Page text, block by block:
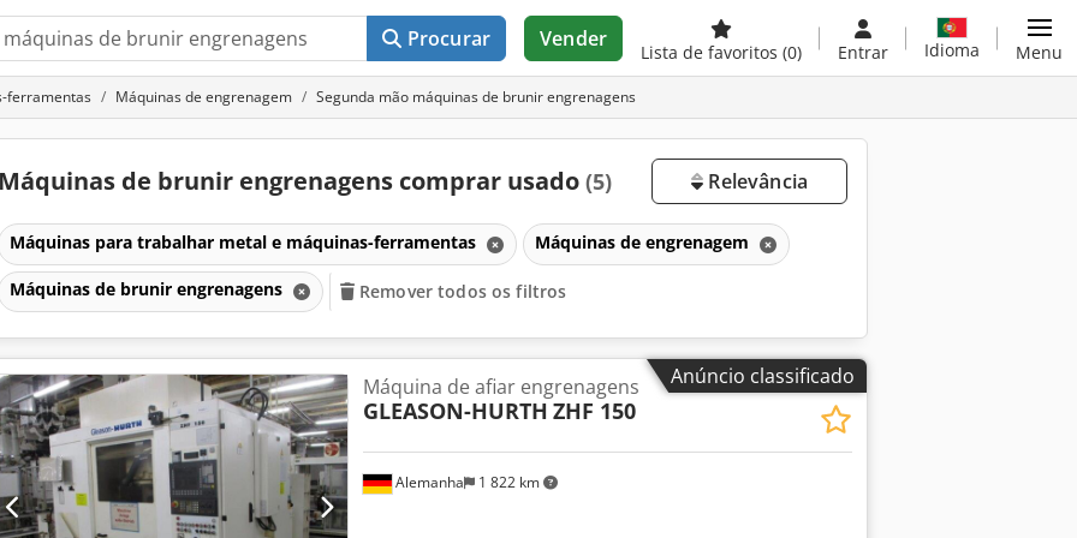
Procurar Vender
Lista de favoritos (0) Entrar Idioma Menu
ferramentas Máquinas de engrenagem Segunda mão máquinas de brunir engrenagens
Máquinas de brunir engrenagens comprar usado (5) Relevância
Máquinas para trabalhar metal e máquinas-ferramentas Máquinas de engrenagem
Máquinas de brunir engrenagens Remover todos os filtros
Anúncio classificado
Alemanha 1 822 km
Máquina de afiar engrenagens
GLEASON-HURTH ZHF 150